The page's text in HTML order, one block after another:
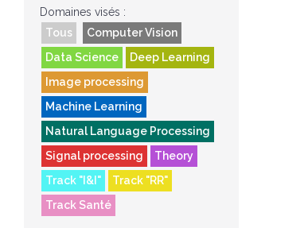
Domaines visés :
Tous
Computer Vision
Data Science
Deep Learning
Image processing
Machine Learning
Natural Language Processing
Signal processing
Theory
Track "I&I"
Track "RR"
Track Santé